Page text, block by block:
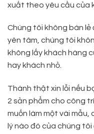
xuất theo yêu cầu của
Chúng tôi không bán
yên tâm, chúng tôi
không lấy khách hàng
hay khách nhỏ.
Thành thật xin lỗi nếu
2 sản phẩm cho công
muốn làm một vài mẫu,
lý nào đó của chúng